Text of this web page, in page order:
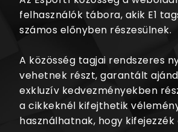
felhasználók tábora, akik E1
számos előnyben részesülnek.
A közösség tagjai rendszeres
vehetnek részt, garantált
exkluzív kedvezményekben
a cikkeknél kifejthetik
használhatnak, hogy